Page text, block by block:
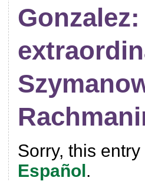
Gonzalez:
Sorry, this
Español.